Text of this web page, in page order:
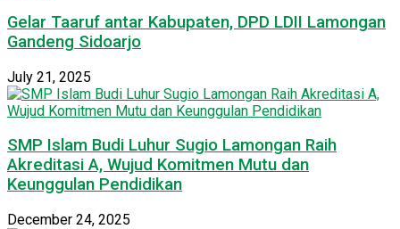
Gelar Taaruf antar Kabupaten, DPD LDII Lamongan
Gandeng Sidoarjo
July 21, 2025
SMP Islam Budi Luhur Sugio Lamongan Raih
Akreditasi A, Wujud Komitmen Mutu dan
Keunggulan Pendidikan
December 24, 2025